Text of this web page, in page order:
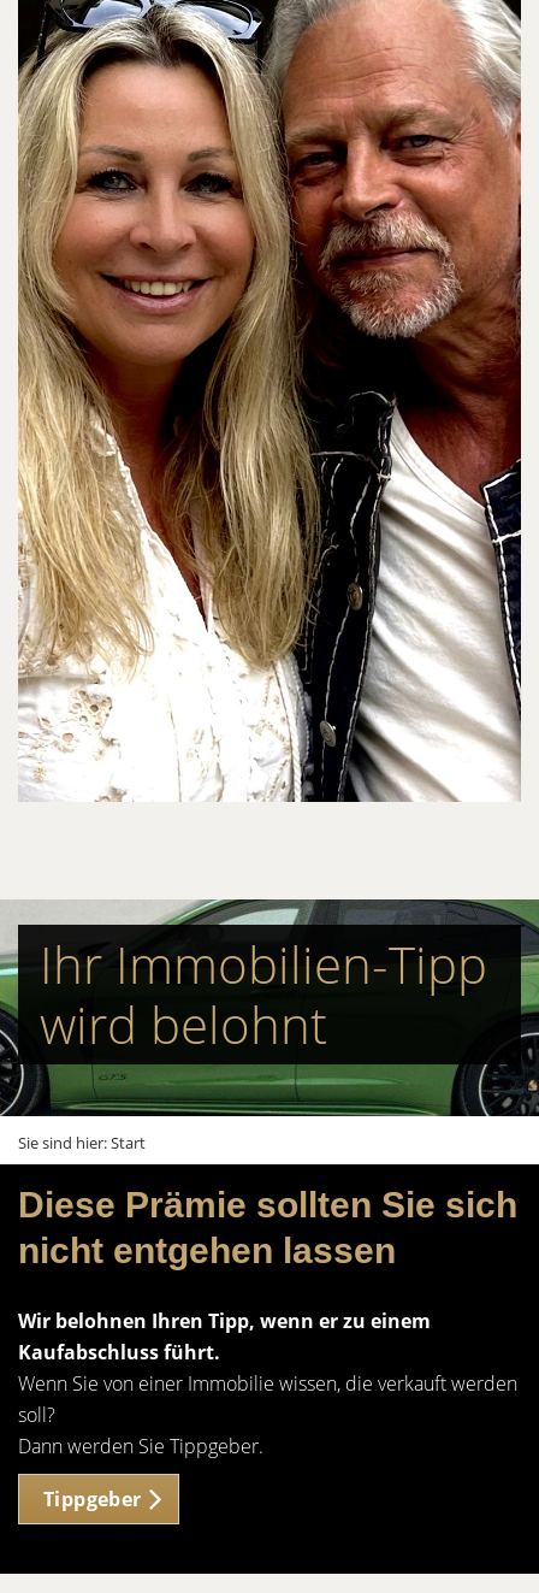
Ihr Immobilien-Tipp
wird belohnt
Sie sind hier:Start
Diese Prämie sollten Sie sich
nicht entgehen lassen
Wir belohnen Ihren Tipp, wenn er zu einem
Kaufabschluss führt.
Wenn Sie von einer Immobilie wissen, die verkauft werden
soll?
Dann werden Sie Tippgeber.
Tippgeber